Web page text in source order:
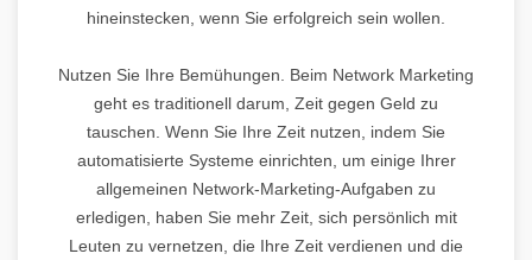
hineinstecken, wenn Sie erfolgreich sein wollen.
Nutzen Sie Ihre Bemühungen. Beim Network Marketing
geht es traditionell darum, Zeit gegen Geld zu
tauschen. Wenn Sie Ihre Zeit nutzen, indem Sie
automatisierte Systeme einrichten, um einige Ihrer
allgemeinen Network-Marketing-Aufgaben zu
erledigen, haben Sie mehr Zeit, sich persönlich mit
Leuten zu vernetzen, die Ihre Zeit verdienen und die